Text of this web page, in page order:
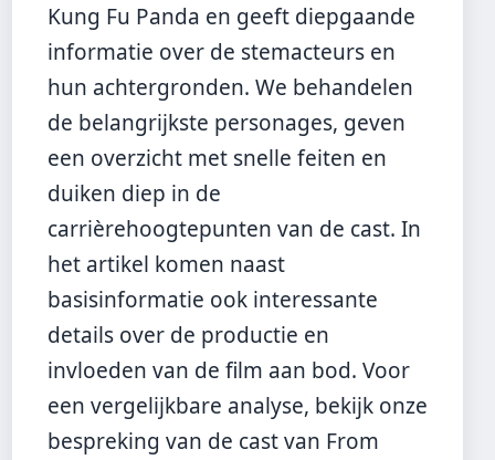
Kung Fu Panda en geeft diepgaande
informatie over de stemacteurs en
hun achtergronden. We behandelen
de belangrijkste personages, geven
een overzicht met snelle feiten en
duiken diep in de
carrièrehoogtepunten van de cast. In
het artikel komen naast
basisinformatie ook interessante
details over de productie en
invloeden van de film aan bod. Voor
een vergelijkbare analyse, bekijk onze
bespreking van de cast van From